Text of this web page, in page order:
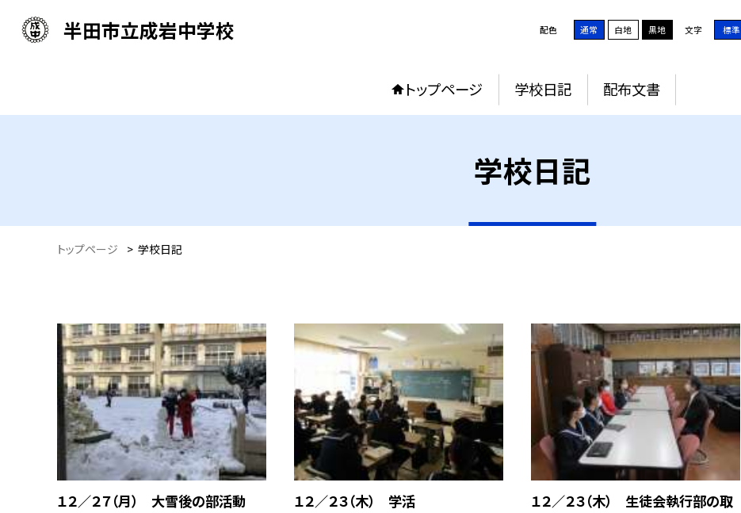
半田市立成岩中学校 配色 通常 白地 黒地 文字 標準
トップページ 学校日記 配布文書
学校日記
トップページ > 学校日記
１２／２７（月） 大雪後の部活動 １２／２３（木） 学活
１２／２３（木） 生徒会執行部の取